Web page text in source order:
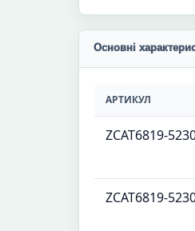
Основні
АРТИКУЛ
ZCAT6819-
ZCAT6819-